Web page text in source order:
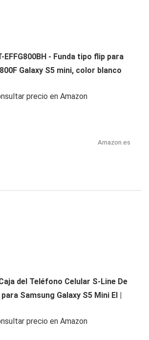
EFFG800BH - Funda tipo flip para
Galaxy S5 mini, color blanco
precio en Amazon
Amazon.es
del Teléfono Celular S-Line De
Samsung Galaxy S5 Mini El |
precio en Amazon